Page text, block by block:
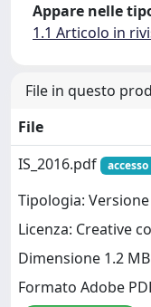
Appare nelle
1.1 Articolo in
File in questo
File
IS_2016.pdf
Tipologia:
Licenza: Creative
Dimensione 1.2 MB
Formato Adobe